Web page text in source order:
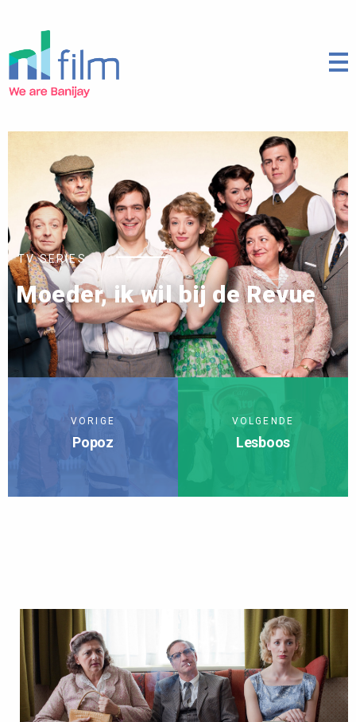
TV SERIES
Moeder, ik wil bij de Revue
VORIGE
Popoz
VOLGENDE
Lesboos
TERUG NAAR SERIES